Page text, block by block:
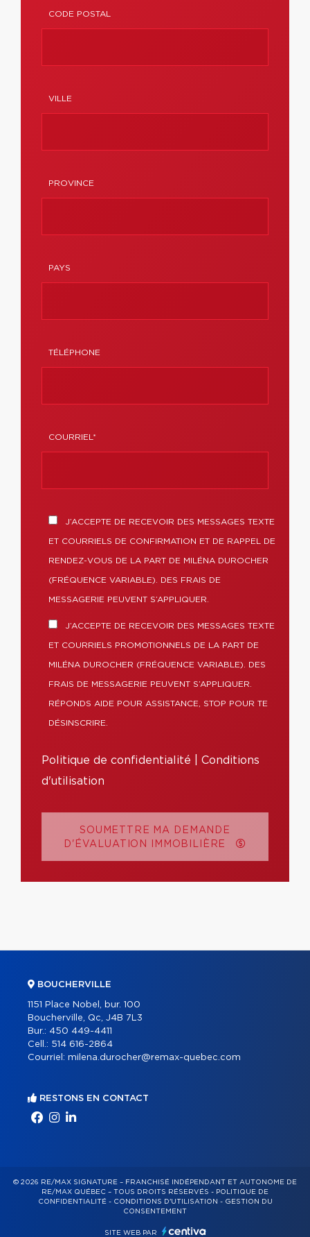
CODE POSTAL
VILLE
PROVINCE
PAYS
TÉLÉPHONE
COURRIEL*
J’ACCEPTE DE RECEVOIR DES MESSAGES TEXTE
ET COURRIELS DE CONFIRMATION ET DE RAPPEL DE
RENDEZ-VOUS DE LA PART DE MILÉNA DUROCHER
(FRÉQUENCE VARIABLE). DES FRAIS DE
MESSAGERIE PEUVENT S’APPLIQUER.
J’ACCEPTE DE RECEVOIR DES MESSAGES TEXTE
ET COURRIELS PROMOTIONNELS DE LA PART DE
MILÉNA DUROCHER (FRÉQUENCE VARIABLE). DES
FRAIS DE MESSAGERIE PEUVENT S’APPLIQUER.
RÉPONDS AIDE POUR ASSISTANCE, STOP POUR TE
DÉSINSCRIRE.
Politique de confidentialité
Conditions
d'utilisation
SOUMETTRE MA DEMANDE
D'ÉVALUATION IMMOBILIÈRE
BOUCHERVILLE
1151 Place Nobel, bur. 100
Boucherville, Qc, J4B 7L3
Bur.: 450 449-4411
Cell.: 514 616-2864
Courriel: milena.durocher@remax-quebec.com
RESTONS EN CONTACT
© 2026 RE/MAX SIGNATURE – FRANCHISÉ INDÉPENDANT ET AUTONOME DE
RE/MAX QUÉBEC – TOUS DROITS RÉSERVÉS - POLITIQUE DE
CONFIDENTIALITÉ- CONDITIONS D'UTILISATION - GESTION DU
CONSENTEMENT
SITE WEB PAR